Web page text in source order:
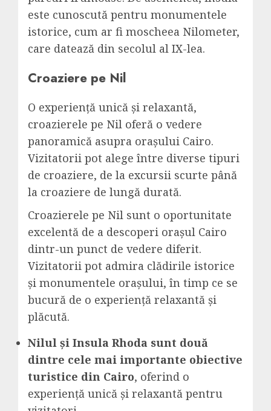
este cunoscută pentru monumentele
istorice, cum ar fi moscheea Nilometer,
care datează din secolul al IX-lea.
Croaziere pe Nil
O experiență unică și relaxantă,
croazierele pe Nil oferă o vedere
panoramică asupra orașului Cairo.
Vizitatorii pot alege între diverse tipuri
de croaziere, de la excursii scurte până
la croaziere de lungă durată.
Croazierele pe Nil sunt o oportunitate
excelentă de a descoperi orașul Cairo
dintr-un punct de vedere diferit.
Vizitatorii pot admira clădirile istorice
și monumentele orașului, în timp ce se
bucură de o experiență relaxantă și
plăcută.
Nilul și Insula Rhoda sunt două
dintre cele mai importante obiective
turistice din Cairo, oferind o
experiență unică și relaxantă pentru